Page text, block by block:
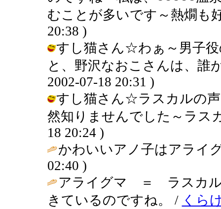
むことが多いです～熱燗も
20:38 )
すし猫さん☆わぁ～男子
と、野沢なおこさんは、誰
2002-07-18 20:31 )
すし猫さん☆ラスカルの
然知りませんでした～ラス
18 20:24 )
かわいいアノ子はアライ
02:40 )
アライグマ ＝ ラスカル
きているのですね。 / くら